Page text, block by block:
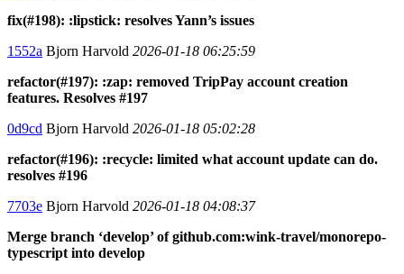
fix(#198): :lipstick: resolves Yann’s issues
1552a Bjorn Harvold 2026-01-18 06:25:59
refactor(#197): :zap: removed TripPay account creation
features. Resolves #197
0d9cd Bjorn Harvold 2026-01-18 05:02:28
refactor(#196): :recycle: limited what account update can do.
resolves #196
7703e Bjorn Harvold 2026-01-18 04:08:37
Merge branch ‘develop’ of github.com:wink-travel/monorepo-
typescript into develop